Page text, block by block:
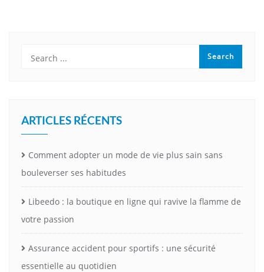
ARTICLES RÉCENTS
Comment adopter un mode de vie plus sain sans
bouleverser ses habitudes
Libeedo : la boutique en ligne qui ravive la flamme de
votre passion
Assurance accident pour sportifs : une sécurité
essentielle au quotidien